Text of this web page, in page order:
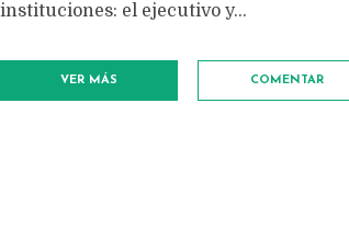
instituciones: el ejecutivo y...
VER MÁS COMENTAR